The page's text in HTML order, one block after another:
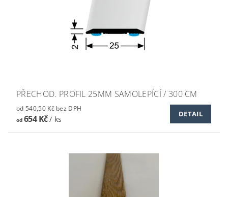
PŘECHOD. PROFIL 25MM SAMOLEPÍCÍ / 300 CM
od 540,50 Kč bez DPH
od654 Kč/ ks
DETAIL